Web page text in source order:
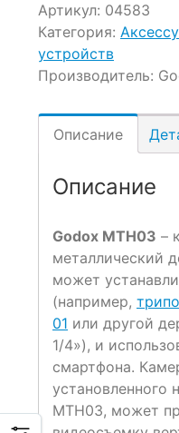
Артикул: 04583
Категория:
устройств
Производитель:
Описание
Описание
Godox MTH03 –
металлический
может
(например,
01 или другой
1/4»), и
смартфона.
установленного
MTH03, может